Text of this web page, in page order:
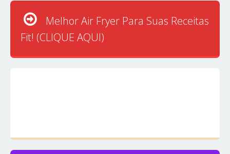
Melhor Air Fryer Para Suas Receitas
Fit! (CLIQUE AQUI)